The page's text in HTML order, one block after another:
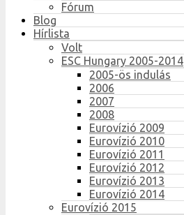
Fórum
Blog
Hírlista
Volt
ESC Hungary 2005-2014
2005-ös indulás
2006
2007
2008
Eurovízió 2009
Eurovízió 2010
Eurovízió 2011
Eurovízió 2012
Eurovízió 2013
Eurovízió 2014
Eurovízió 2015